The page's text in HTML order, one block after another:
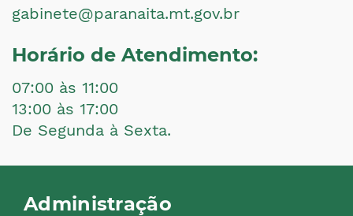
gabinete@paranaita.mt.gov.br
Horário de Atendimento:
07:00 às 11:00
13:00 às 17:00
De Segunda à Sexta.
Administração